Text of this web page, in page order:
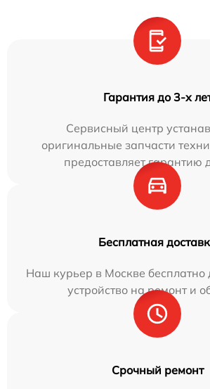
Гарантия до 3-х
Сервисный центр
оригинальные запчасти
предоставляет гарантию
Бесплатная
Наш курьер в Москве бесплатно
устройство на ремонт и
Срочный ремонт